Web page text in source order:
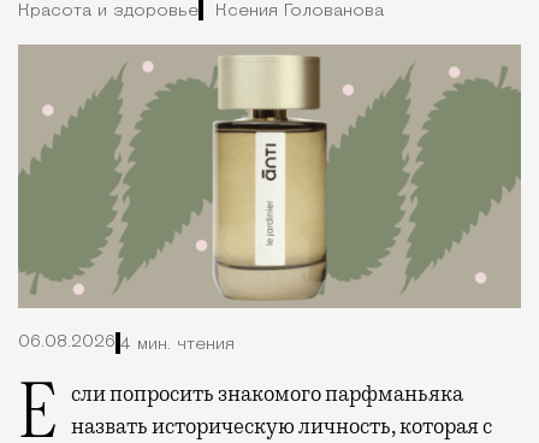
Красота и здоровье Ксения Голованова
06.08.2026 4 мин. чтения
Если попросить знакомого парфманьяка назвать историческую личность, которая с